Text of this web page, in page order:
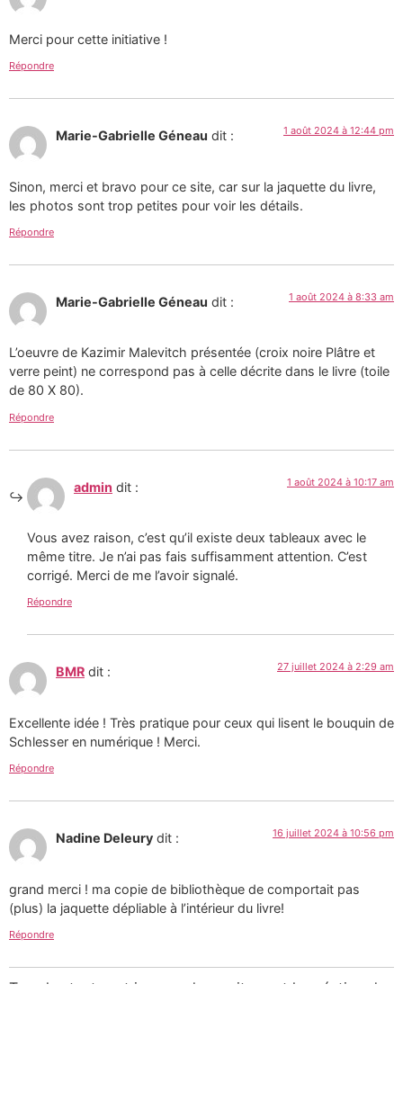
Merci pour cette initiative !
Répondre
Marie-Gabrielle Géneau dit : 1 août 2024 à 12:44 pm
Sinon, merci et bravo pour ce site, car sur la jaquette du livre,
les photos sont trop petites pour voir les détails.
Répondre
Marie-Gabrielle Géneau dit : 1 août 2024 à 8:33 am
L’oeuvre de Kazimir Malevitch présentée (croix noire Plâtre et
verre peint) ne correspond pas à celle décrite dans le livre (toile
de 80 X 80).
Répondre
admin dit : 1 août 2024 à 10:17 am
Vous avez raison, c’est qu’il existe deux tableaux avec le
même titre. Je n’ai pas fais suffisamment attention. C’est
corrigé. Merci de me l’avoir signalé.
Répondre
BMR dit : 27 juillet 2024 à 2:29 am
Excellente idée ! Très pratique pour ceux qui lisent le bouquin de
Schlesser en numérique ! Merci.
Répondre
Nadine Deleury dit : 16 juillet 2024 à 10:56 pm
grand merci ! ma copie de bibliothèque de comportait pas
(plus) la jaquette dépliable à l’intérieur du livre!
Répondre
Tous les textes et images de ce site sont la création de